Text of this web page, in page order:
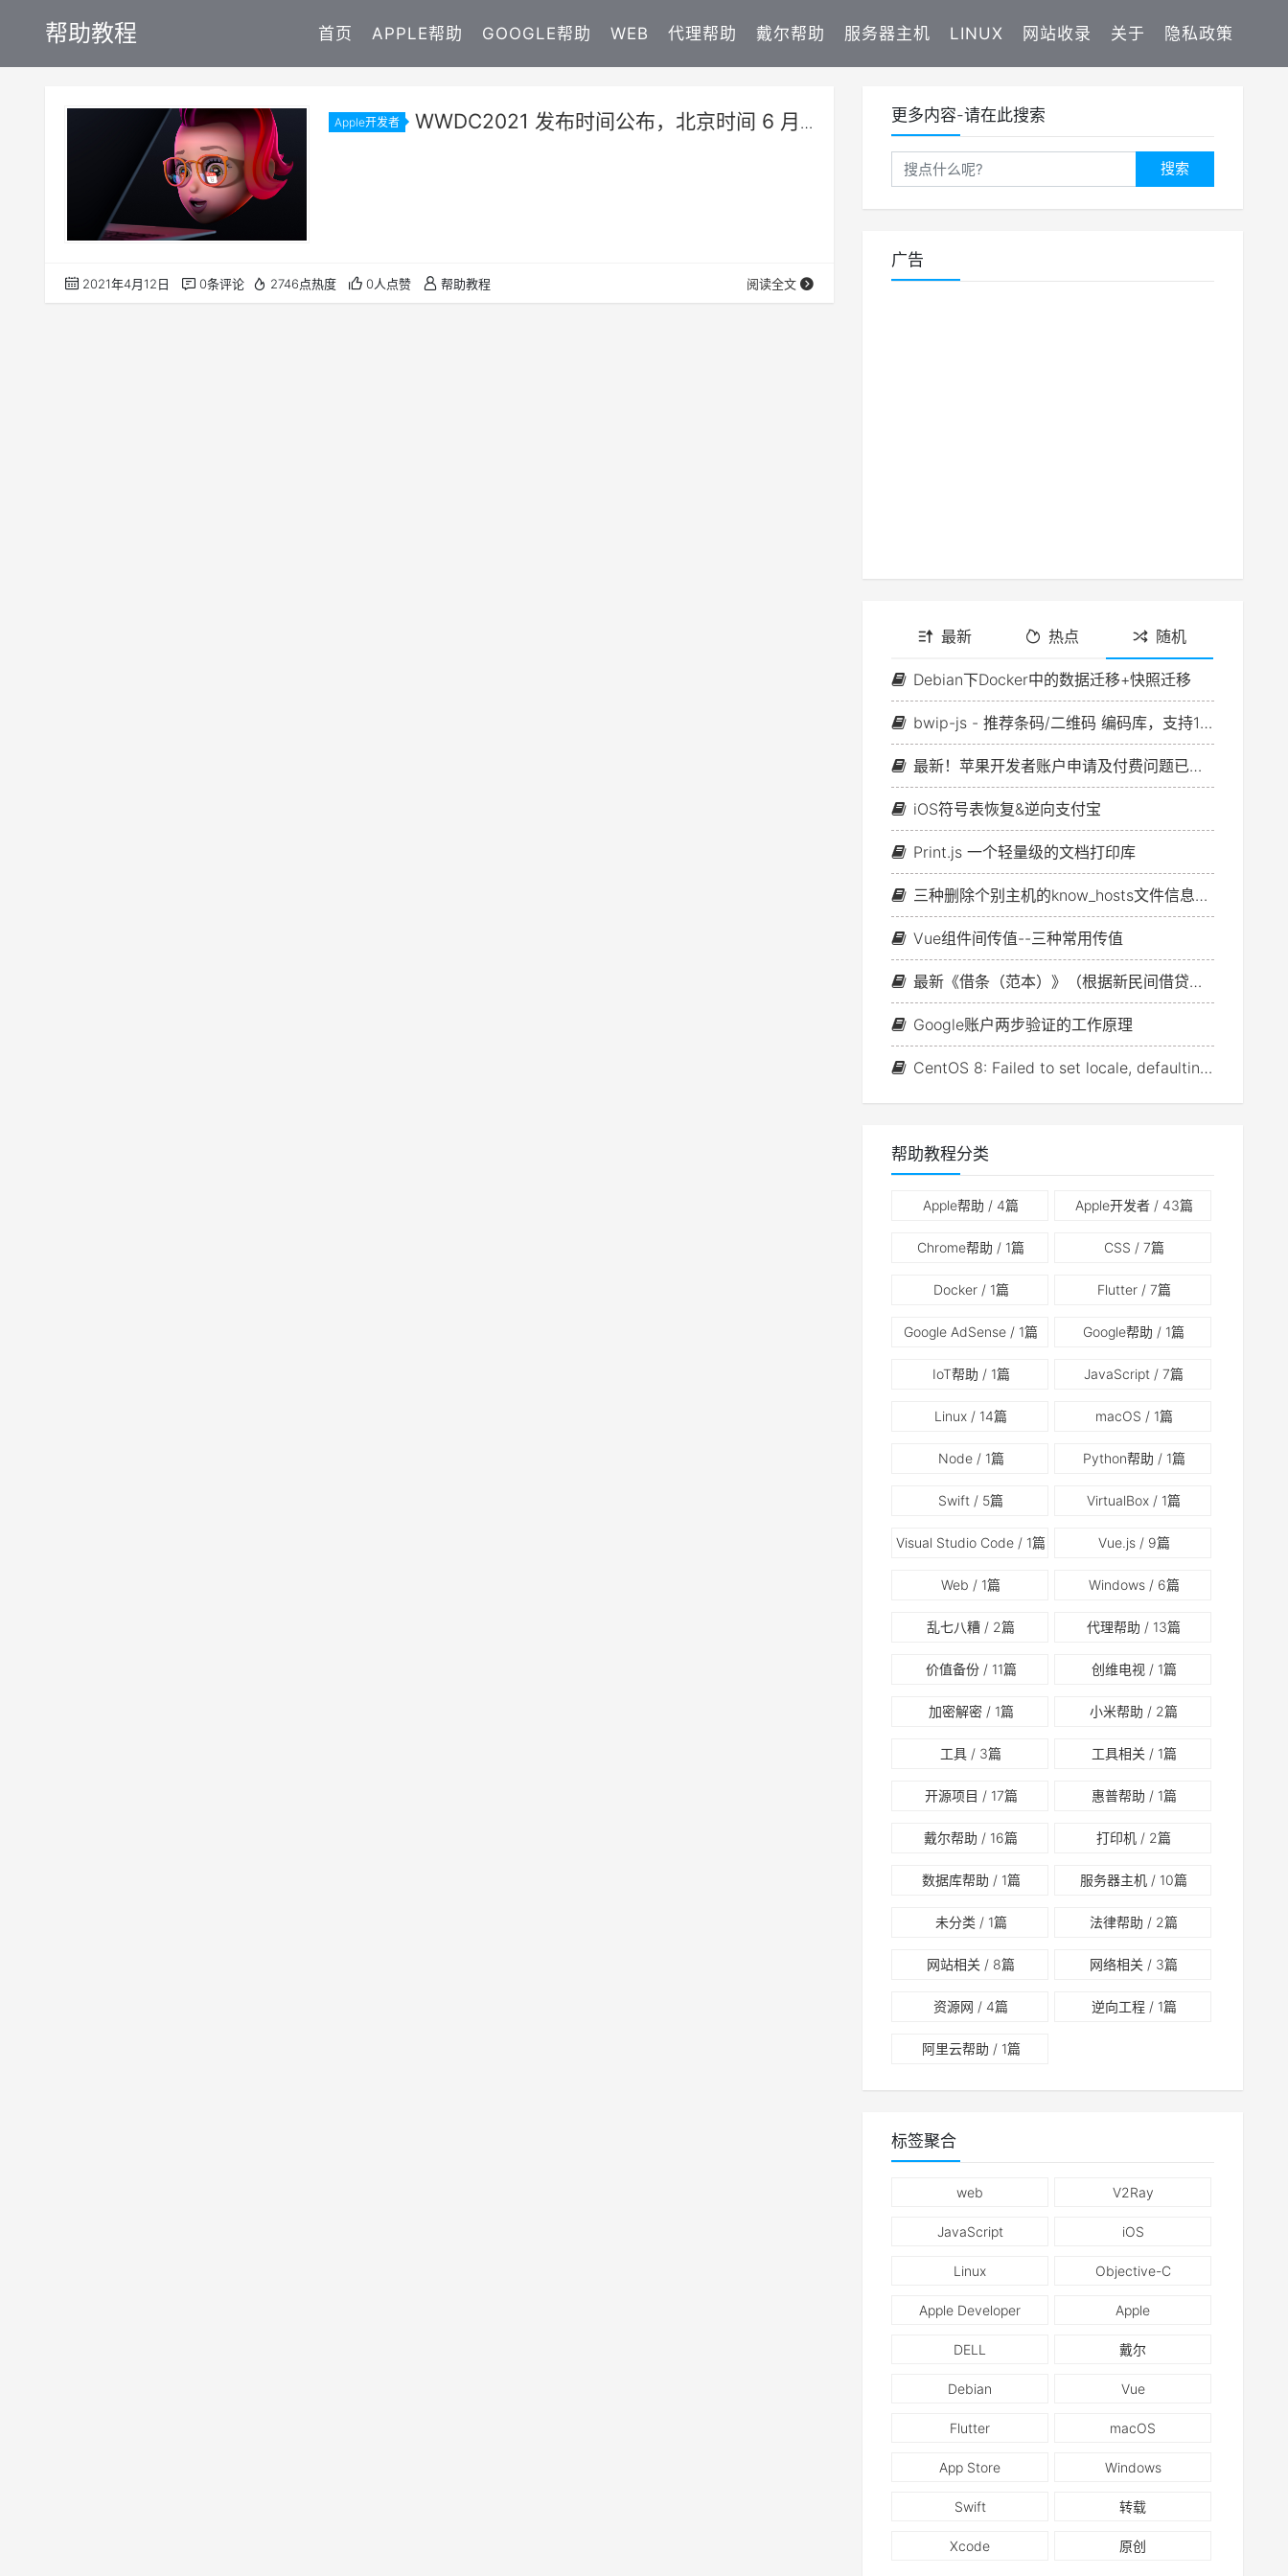
帮助教程 首页 APPLE帮助 GOOGLE帮助 WEB 代理帮助 戴尔帮助 服务器主机 LINUX 网站收录 关于 隐私政策
Apple开发者
WWDC2021 发布时间公布，北京时间 6 月
2021年4月12日 0条评论 2746点热度 0人点赞 帮助教程 阅读全文
更多内容-请在此搜索
搜索
广告
最新 热点 随机
Debian下Docker中的数据迁移+快照迁移
bwip-js - 推荐条码/二维码 编码库，支持110种编码格式
最新！苹果开发者账户申请及付费问题已解决！附上详细流程！
iOS符号表恢复&逆向支付宝
Print.js 一个轻量级的文档打印库
三种删除个别主机的know_hosts文件信息的方法
Vue组件间传值--三种常用传值
最新《借条（范本）》（根据新民间借贷司法解释修订）
Google账户两步验证的工作原理
CentOS 8: Failed to set locale, defaulting to C.UTF-8
帮助教程分类
Apple帮助 / 4篇 Apple开发者/ 43篇
Chrome帮助 / 1篇 CSS / 7篇
Docker/ 1篇 Flutter/ 7篇
Google AdSense / 1篇 Google帮助 / 1篇
IoT帮助 / 1篇 JavaScript / 7篇
Linux / 14篇 macOS / 1篇
Node/ 1篇 Python帮助 / 1篇
Swift / 5篇 VirtualBox / 1篇
Visual Studio Code / 1篇 Vue.js/ 9篇
Web / 1篇 Windows/ 6篇
乱七八糟 / 2篇 代理帮助 / 13篇
价值备份/ 11篇 创维电视 / 1篇
加密解密/ 1篇 小米帮助 / 2篇
工具 / 3篇 工具相关 / 1篇
开源项目 / 17篇 惠普帮助 / 1篇
戴尔帮助 / 16篇 打印机 / 2篇
数据库帮助 / 1篇 服务器主机 / 10篇
未分类 / 1篇 法律帮助 / 2篇
网站相关 / 8篇 网络相关 / 3篇
资源网 / 4篇 逆向工程/ 1篇
阿里云帮助 / 1篇
标签聚合
web V2Ray
JavaScript iOS
Linux Objective-C
Apple Developer Apple
DELL 戴尔
Debian Vue
Flutter macOS
App Store Windows
Swift 转载
Xcode 原创